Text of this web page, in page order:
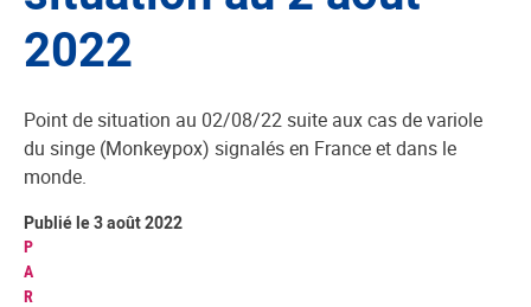
2022
Point de situation au 02/08/22 suite aux cas de variole
du singe (Monkeypox) signalés en France et dans le
monde.
P
A
R
Publié le 3 août 2022